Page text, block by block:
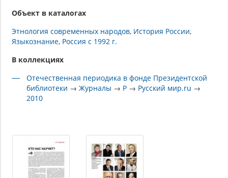
Объект в каталогах
Этнология современных народов История России
Языкознание Россия с 1992 г.
В коллекциях
Отечественная периодика в фонде Президентской
библиотеки →Журналы → Р → Русский мир.ru →
2010